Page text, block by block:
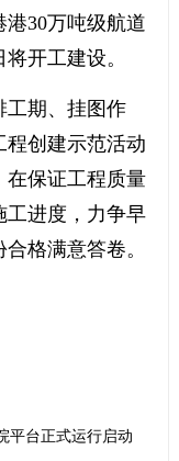
30万吨级航道
开工建设。
期、挂图作
程创建示范活动
在保证工程质量
工进度，力争早
格满意答卷。
级储备粮规范化管理上
平台正式运行启动